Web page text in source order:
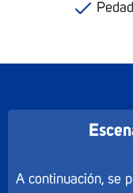
A continuación, se